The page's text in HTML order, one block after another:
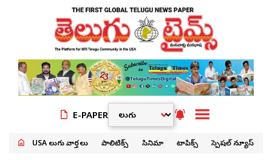
E-PAPER
USA తెలుగు వార్తలు పాలిటిక్స్ సినిమా టాపిక్స్ స్పెషల్ న్యూస్